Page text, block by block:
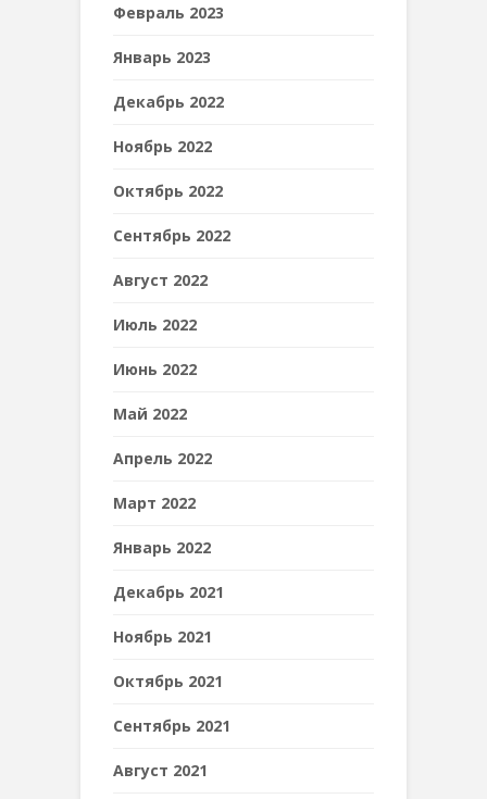
Февраль 2023
Январь 2023
Декабрь 2022
Ноябрь 2022
Октябрь 2022
Сентябрь 2022
Август 2022
Июль 2022
Июнь 2022
Май 2022
Апрель 2022
Март 2022
Январь 2022
Декабрь 2021
Ноябрь 2021
Октябрь 2021
Сентябрь 2021
Август 2021